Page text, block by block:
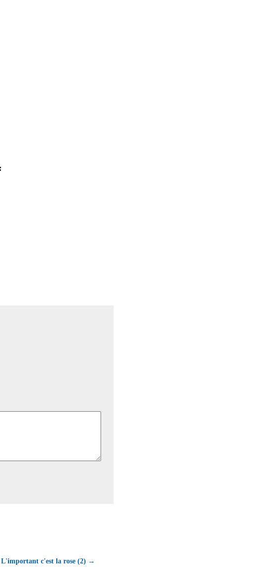
L'important c'est la rose (2) →